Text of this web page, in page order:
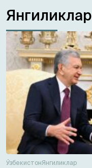
Янгиликлар
ЎзбекистонЯнгиликлар